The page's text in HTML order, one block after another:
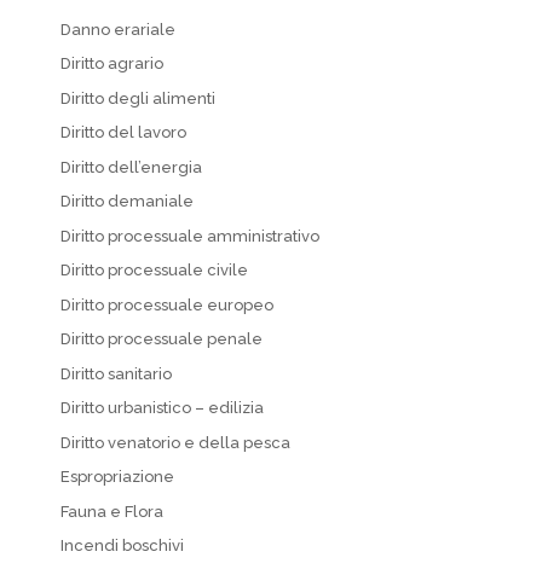
Danno erariale
Diritto agrario
Diritto degli alimenti
Diritto del lavoro
Diritto dell’energia
Diritto demaniale
Diritto processuale amministrativo
Diritto processuale civile
Diritto processuale europeo
Diritto processuale penale
Diritto sanitario
Diritto urbanistico – edilizia
Diritto venatorio e della pesca
Espropriazione
Fauna e Flora
Incendi boschivi